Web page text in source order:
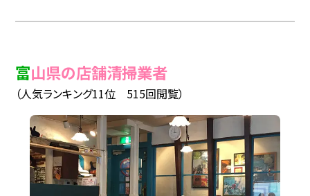
富山県の店舗清掃業者
（人気ランキング11位 515回閲覧）